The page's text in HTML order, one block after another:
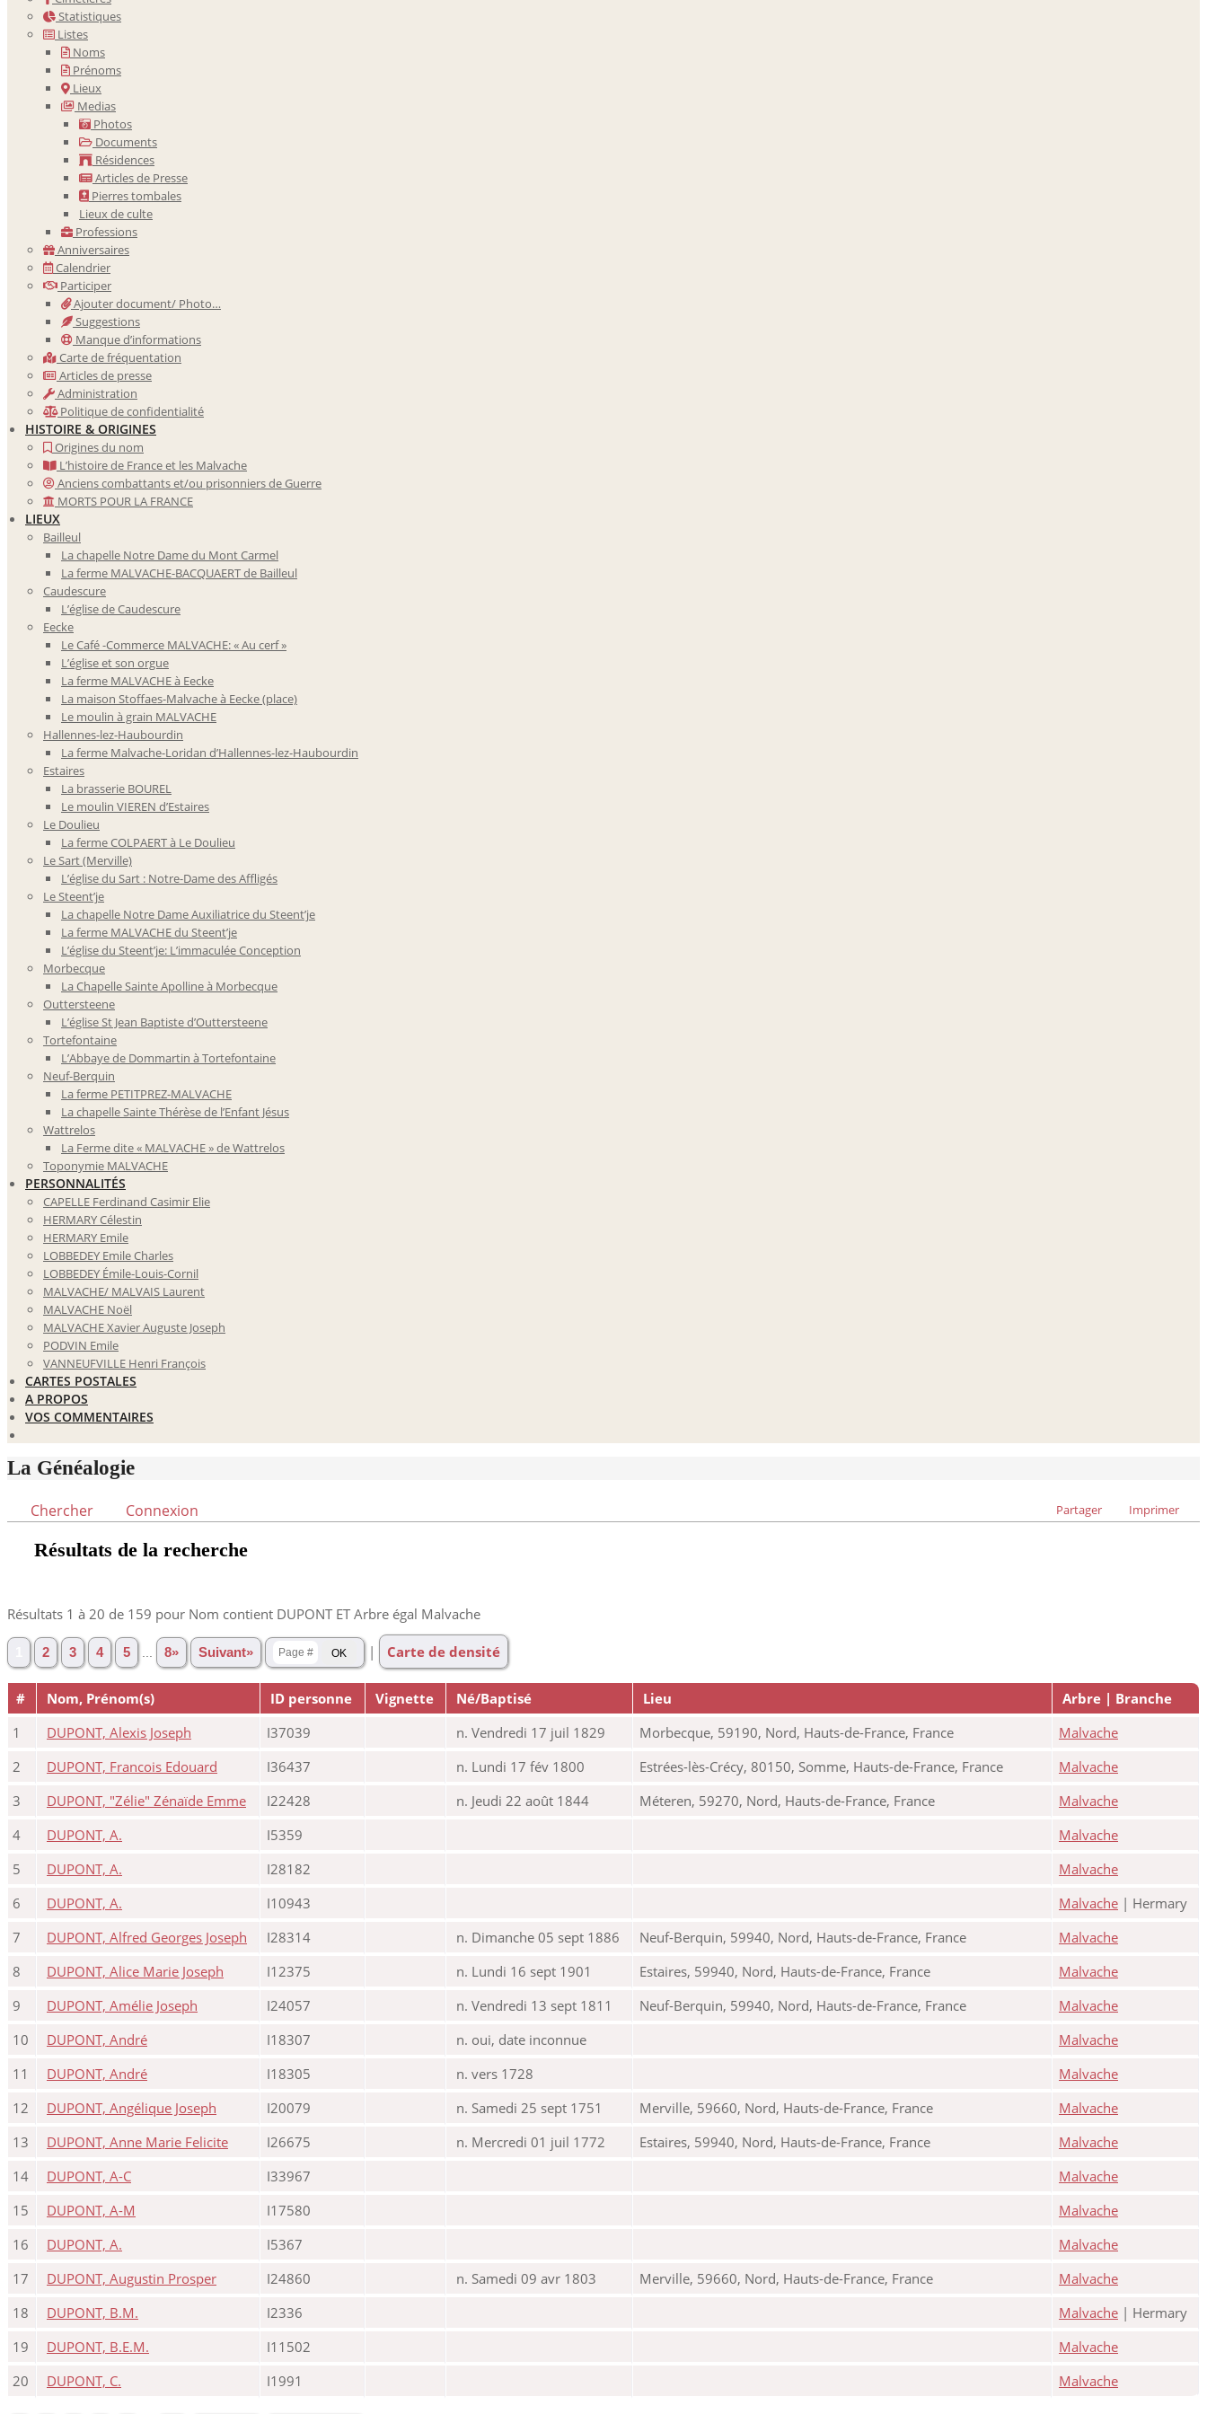
Statistiques
Listes
Noms
Prénoms
Lieux
Medias
Photos
Documents
Résidences
Articles de Presse
Pierres tombales
Lieux de culte
Professions
Anniversaires
Calendrier
Participer
Ajouter document/ Photo…
Suggestions
Manque d’informations
Carte de fréquentation
Articles de presse
Administration
Politique de confidentialité
HISTOIRE & ORIGINES
Origines du nom
L’histoire de France et les Malvache
Anciens combattants et/ou prisonniers de Guerre
MORTS POUR LA FRANCE
LIEUX
Bailleul
La chapelle Notre Dame du Mont Carmel
La ferme MALVACHE-BACQUAERT de Bailleul
Caudescure
L’église de Caudescure
Eecke
Le Café -Commerce MALVACHE: « Au cerf »
L’église et son orgue
La ferme MALVACHE à Eecke
La maison Stoffaes-Malvache à Eecke (place)
Le moulin à grain MALVACHE
Hallennes-lez-Haubourdin
La ferme Malvache-Loridan d’Hallennes-lez-Haubourdin
Estaires
La brasserie BOUREL
Le moulin VIEREN d’Estaires
Le Doulieu
La ferme COLPAERT à Le Doulieu
Le Sart (Merville)
L’église du Sart : Notre-Dame des Affligés
Le Steent’je
La chapelle Notre Dame Auxiliatrice du Steent’je
La ferme MALVACHE du Steent’je
L’église du Steent’je: L’immaculée Conception
Morbecque
La Chapelle Sainte Apolline à Morbecque
Outtersteene
L’église St Jean Baptiste d’Outtersteene
Tortefontaine
L’Abbaye de Dommartin à Tortefontaine
Neuf-Berquin
La ferme PETITPREZ-MALVACHE
La chapelle Sainte Thérèse de l’Enfant Jésus
Wattrelos
La Ferme dite « MALVACHE » de Wattrelos
Toponymie MALVACHE
PERSONNALITÉS
CAPELLE Ferdinand Casimir Elie
HERMARY Célestin
HERMARY Emile
LOBBEDEY Emile Charles
LOBBEDEY Émile-Louis-Cornil
MALVACHE/ MALVAIS Laurent
MALVACHE Noël
MALVACHE Xavier Auguste Joseph
PODVIN Emile
VANNEUFVILLE Henri François
CARTES POSTALES
A PROPOS
VOS COMMENTAIRES
La Généalogie
Chercher Connexion Partager Imprimer
Résultats de la recherche
Résultats 1 à 20 de 159 pour Nom contient DUPONT ET Arbre égal Malvache
2 3 4 5 8» Suivant» | Carte de densité
# Nom, Prénom(s) ID personne Vignette Né/Baptisé Lieu
Arbre | Branche
1
DUPONT, Alexis Joseph I37039 n. Vendredi 17 juil 1829 Morbecque, 59190, Nord, Hauts-de-France, France
Malvache
2
DUPONT, Francois Edouard I36437 n. Lundi 17 fév 1800 Estrées-lès-Crécy, 80150, Somme, Hauts-de-France, France
Malvache
3
DUPONT, "Zélie" Zénaïde Emme I22428 n. Jeudi 22 août 1844 Méteren, 59270, Nord, Hauts-de-France, France
Malvache
4
DUPONT, A. I5359
Malvache
5
DUPONT, A. I28182
Malvache
6
DUPONT, A. I10943 Malvache | Hermary
7
DUPONT, Alfred Georges Joseph I28314 n. Dimanche 05 sept 1886 Neuf-Berquin, 59940, Nord, Hauts-de-France, France
Malvache
8
DUPONT, Alice Marie Joseph I12375 n. Lundi 16 sept 1901 Estaires, 59940, Nord, Hauts-de-France, France
Malvache
9
DUPONT, Amélie Joseph I24057 n. Vendredi 13 sept 1811 Neuf-Berquin, 59940, Nord, Hauts-de-France, France
Malvache
10
DUPONT, André I18307 n. oui, date inconnue
Malvache
11
DUPONT, André I18305 n. vers 1728
Malvache
12
DUPONT, Angélique Joseph I20079 n. Samedi 25 sept 1751 Merville, 59660, Nord, Hauts-de-France, France
Malvache
13
DUPONT, Anne Marie Felicite I26675 n. Mercredi 01 juil 1772 Estaires, 59940, Nord, Hauts-de-France, France
Malvache
14
DUPONT, A-C I33967
Malvache
15
DUPONT, A-M I17580
Malvache
16
DUPONT, A. I5367
Malvache
17
DUPONT, Augustin Prosper I24860 n. Samedi 09 avr 1803 Merville, 59660, Nord, Hauts-de-France, France
Malvache
18
DUPONT, B.M. I2336 Malvache | Hermary
19
DUPONT, B.E.M. I11502
Malvache
20
DUPONT, C. I1991 Malvache